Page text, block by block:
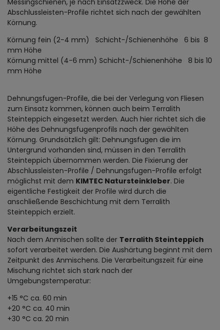
Abschlussleisten-Profile richtet sich nach der gewählten
Körnung.
Körnung fein (2-4 mm) Schicht-/Schienenhöhe 6 bis 8
mm Höhe
Körnung mittel (4-6 mm) Schicht-/Schienenhöhe 8 bis 10
mm Höhe
Dehnungsfugen-Profile, die bei der Verlegung von Fliesen
zum Einsatz kommen, können auch beim Terralith
Steinteppich eingesetzt werden. Auch hier richtet sich die
Höhe des Dehnungsfugenprofils nach der gewählten
Körnung. Grundsätzlich gilt: Dehnungsfugen die im
Untergrund vorhanden sind, müssen in den Terralith
Steinteppich übernommen werden. Die Fixierung der
Abschlussleisten-Profile / Dehnungsfugen-Profile erfolgt
möglichst mit dem KIMTEC Natursteinkleber. Die
eigentliche Festigkeit der Profile wird durch die
anschließende Beschichtung mit dem Terralith
Steinteppich erzielt.
Verarbeitungszeit
Nach dem Anmischen sollte der Terralith Steinteppich
sofort verarbeitet werden. Die Aushärtung beginnt mit dem
Zeitpunkt des Anmischens. Die Verarbeitungszeit für eine
Mischung richtet sich stark nach der
Umgebungstemperatur:
+15 °C ca. 60 min
+20 °C ca. 40 min
+30 °C ca. 20 min